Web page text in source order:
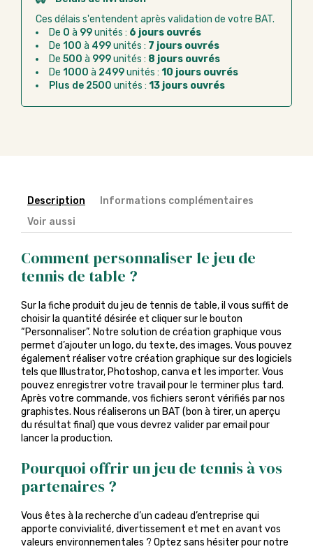
Virement bancaire :règlement sur facture
après la commande
Chorus Pro :règlement par mandat
administratif après la commande
Ces délais s'entendent après validation de votre BAT.
De 0 à 99unités : 6 jours ouvrés
De 100 à 499unités : 7 jours ouvrés
De 500 à 999unités : 8 jours ouvrés
De 1000 à 2499unités : 10 jours ouvrés
Plus de 2500 unités : 13 jours ouvrés
Description
Informations complémentaires
Voir aussi
Comment personnaliser le jeu de
tennis de table ?
Sur la fiche produit du jeu de tennis de table, il vous suffit de
choisir la quantité désirée et cliquer sur le bouton
“Personnaliser”. Notre solution de création graphique vous
permet d’ajouter un logo, du texte, des images. Vous pouvez
également réaliser votre création graphique sur des logiciels
tels que Illustrator, Photoshop, canva et les importer. Vous
pouvez enregistrer votre travail pour le terminer plus tard.
Après votre commande, vos fichiers seront vérifiés par nos
graphistes. Nous réaliserons un BAT (bon à tirer, un aperçu
du résultat final) que vous devrez valider par email pour
lancer la production.
Pourquoi offrir un jeu de tennis à vos
partenaires ?
Vous êtes à la recherche d’un cadeau d’entreprise qui
apporte convivialité, divertissement et met en avant vos
valeurs environnementales ? Optez sans hésiter pour notre